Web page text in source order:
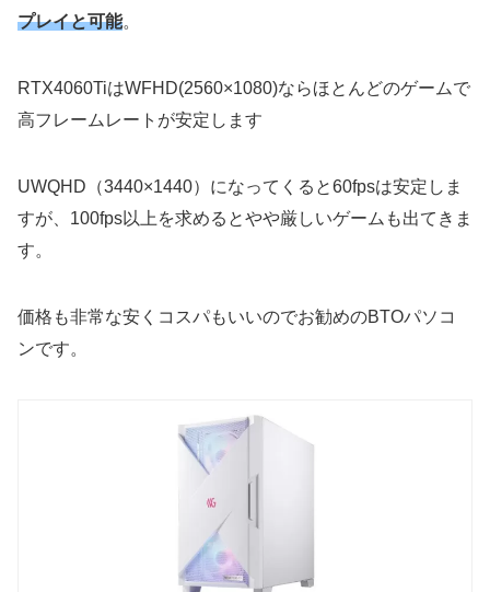
プレイと可能。
RTX4060TiはWFHD(2560×1080)ならほとんどのゲームで
高フレームレートが安定します
UWQHD（3440×1440） になってくると60fpsは安定しま
すが、100fps以上を求めるとやや厳しいゲームも出てきま
す。
価格も非常な安くコスパもいいのでお勧めのBTOパソコ
ンです。